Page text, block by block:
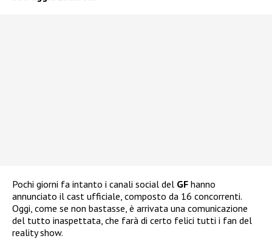
Pochi giorni fa intanto i canali social del GF hanno
annunciato il cast ufficiale, composto da 16 concorrenti.
Oggi, come se non bastasse, è arrivata una comunicazione
del tutto inaspettata, che farà di certo felici tutti i fan del
reality show.